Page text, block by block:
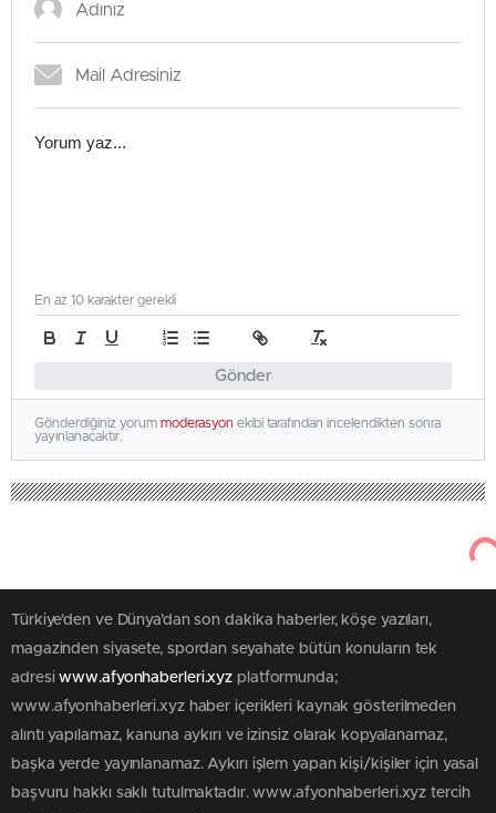
Gönder
En az 10 karakter gerekli
Gönderdiğiniz yorum moderasyon ekibi tarafından incelendikten sonra
yayınlanacaktır.
Türkiye'den ve Dünya’dan son dakika haberler, köşe yazıları,
magazinden siyasete, spordan seyahate bütün konuların tek
adresiwww.afyonhaberleri.xyz platformunda;
www.afyonhaberleri.xyz haber içerikleri kaynak gösterilmeden
alıntı yapılamaz, kanuna aykırı ve izinsiz olarak kopyalanamaz,
başka yerde yayınlanamaz. Aykırı işlem yapan kişi/kişiler için yasal
başvuru hakkı saklı tutulmaktadır. www.afyonhaberleri.xyz tercih